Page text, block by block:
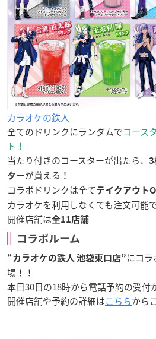
カラオケの鉄人
全てのドリンクにランダムでコース
ト！
当たり付きのコースターが出たら、
3
ターが貰える！
コラボドリンクは全てテイクアウト
カラオケを利用しなくても注文可能
開催店舗は全11店舗
コラボルーム
“カラオケの鉄人 池袋東口店” にコ
場！！
本日30日の18時から電話予約の受付
開催店舗や予約の詳細はこちらから